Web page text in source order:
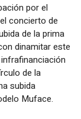
por el
concierto de
de la prima
dinamitar este
de la
subida
Muface.